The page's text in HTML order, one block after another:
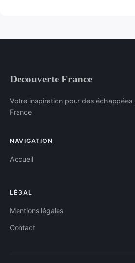
Decouverte France
Votre inspiration pour des échappées
France
NAVIGATION
Accueil
LÉGAL
Mentions légales
Contact